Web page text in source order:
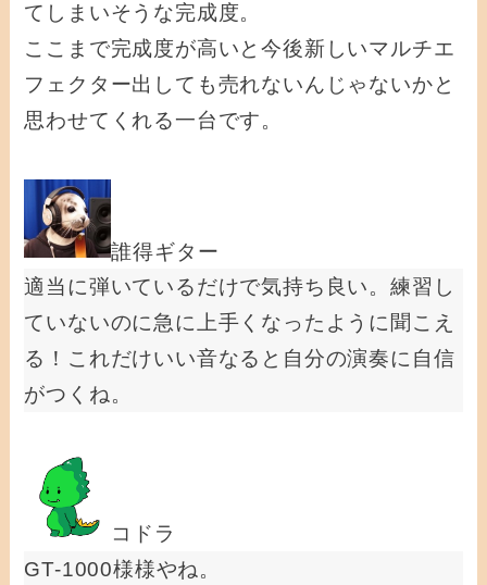
てしまいそうな完成度。
ここまで完成度が高いと今後新しいマルチエ
フェクター出しても売れないんじゃないかと
思わせてくれる一台です。
誰得ギター
適当に弾いているだけで気持ち良い。練習し
ていないのに急に上手くなったように聞こえ
る！これだけいい音なると自分の演奏に自信
がつくね。
コドラ
GT-1000様様やね。